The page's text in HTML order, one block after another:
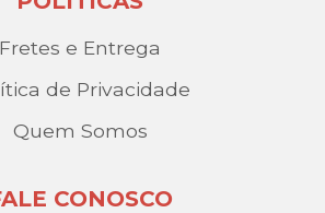
Fretes e Entrega
de Privacidade
Quem Somos
CONOSCO